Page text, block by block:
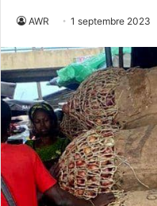
AWR 1 septembre 2023